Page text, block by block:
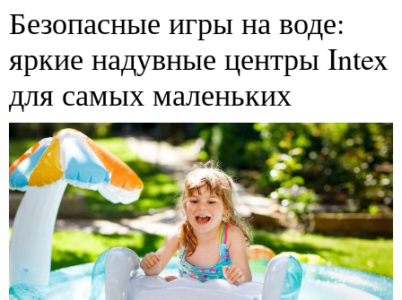
Безопасные игры на воде:
яркие надувные центры Intex
для самых маленьких